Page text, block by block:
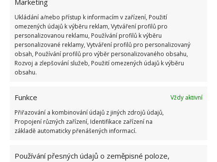
Marketing
Ukládání a/nebo přístup k informacím v zařízení, Použití
omezených údajů k výběru reklam, Vytváření profilů pro
personalizovanou reklamu, Používání profilů k výběru
personalizované reklamy, Vytváření profilů pro personalizovaný
obsah, Používání profilů pro výběr personalizovaného obsahu,
Rozvoj a zlepšování služeb, Použití omezených údajů k výběru
obsahu.
Funkce
Vždy aktivní
Přiřazování a kombinování údajů z jiných zdrojů údajů,
Propojení různých zařízení, Identifikace zařízení na
základě automaticky přenášených informací.
Používání přesných údajů o zeměpisné poloze,
Pokud jde o dekorace, vhodnější jsou obrazy a další
doplňky větších rozměrů. V neposlední řadě je
v případě takto miniaturního bytu důležitá
zároveň součástí kuchyňské linky i jídelním stolem,
či pohovka, které je současně postelí, neméně
důležitá je také dobrá organizace uložených věcí,